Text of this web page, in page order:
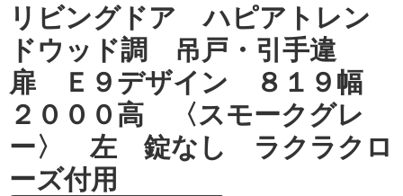
リビングドア ハピアトレン
ドウッド調 吊戸・引手違
扉 Ｅ９デザイン ８１９幅
２０００高 〈スモークグレ
ー〉 左 錠なし ラクラクロ
ーズ付用